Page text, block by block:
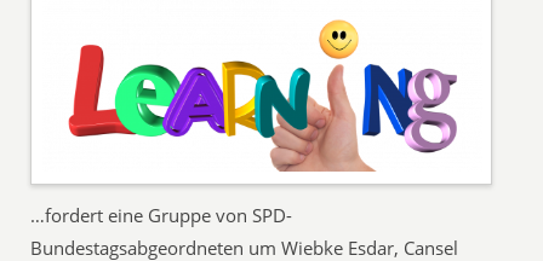
…fordert eine Gruppe von SPD-
Bundestagsabgeordneten um Wiebke Esdar, Cansel